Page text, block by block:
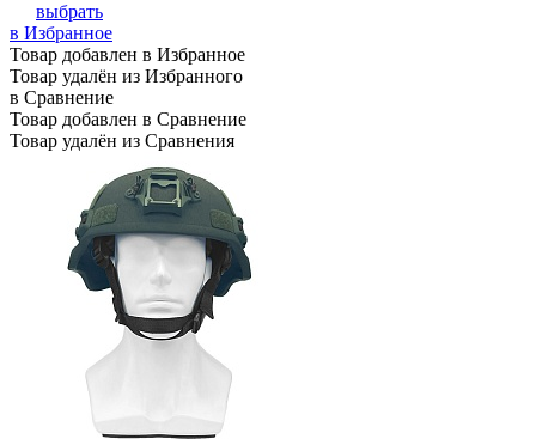
выбрать
в Избранное
Товар добавлен в Избранное
Товар удалён из Избранного
в Сравнение
Товар добавлен в Сравнение
Товар удалён из Сравнения